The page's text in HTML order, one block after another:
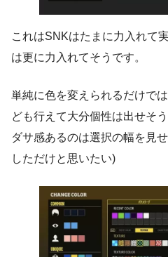
これはSNKはたまに力入れて
は更に力入れてそうです。
単純に色を変えられるだけで
ども行えて大分個性は出せそ
ダサ感あるのは選択の幅を見
しただけと思いたい)